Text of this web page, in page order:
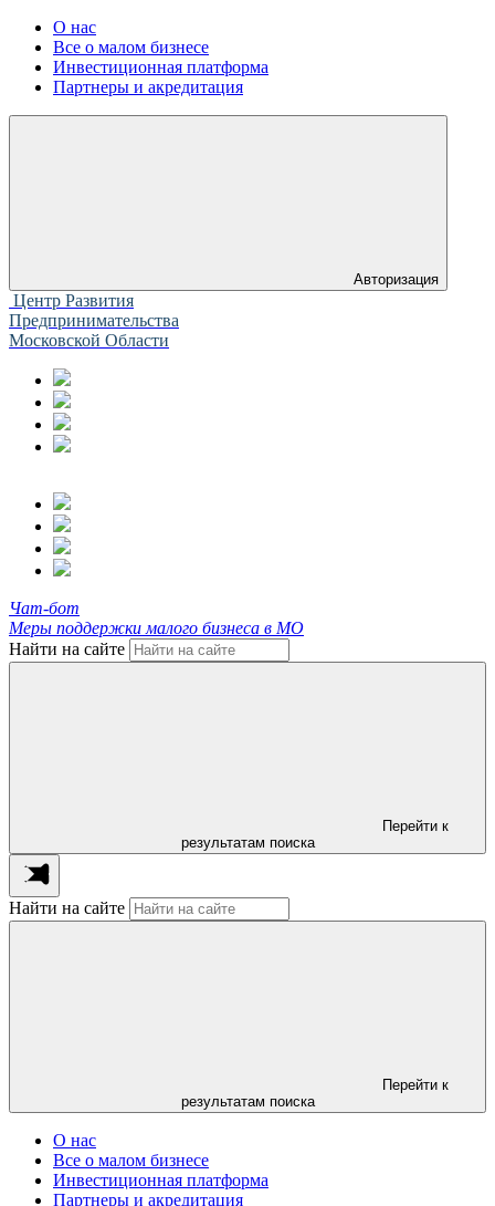
О нас
Все о малом бизнесе
Инвестиционная платформа
Партнеры и акредитация
Авторизация
Центр Развития
Предпринимательства
Московской Области
Чат-бот
Меры поддержки малого бизнеса в МО
Найти на сайте
Перейти к
результатам поиска
Найти на сайте
Перейти к
результатам поиска
О нас
Все о малом бизнесе
Инвестиционная платформа
Партнеры и акредитация